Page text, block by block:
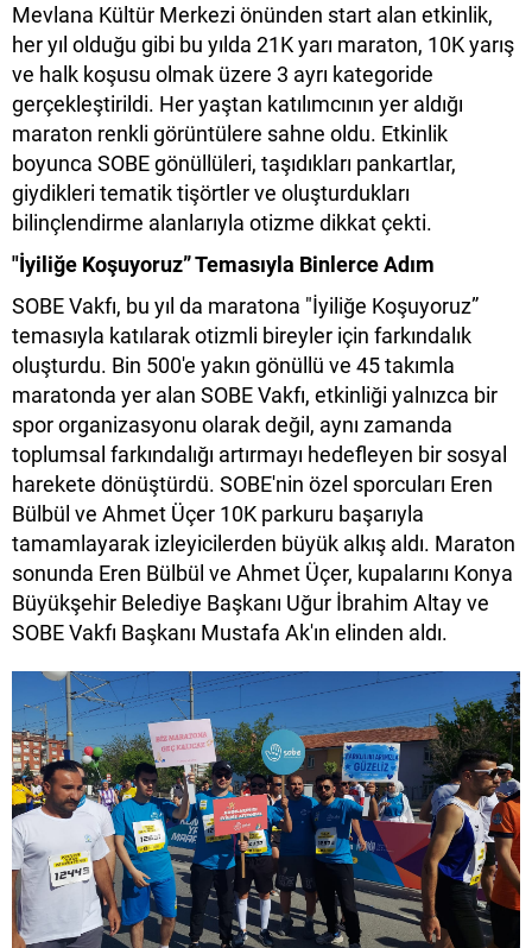
Mevlana Kültür Merkezi önünden start alan etkinlik,
her yıl olduğu gibi bu yılda 21K yarı maraton, 10K yarış
ve halk koşusu olmak üzere 3 ayrı kategoride
gerçekleştirildi. Her yaştan katılımcının yer aldığı
maraton renkli görüntülere sahne oldu. Etkinlik
boyunca SOBE gönüllüleri, taşıdıkları pankartlar,
giydikleri tematik tişörtler ve oluşturdukları
bilinçlendirme alanlarıyla otizme dikkat çekti.
"İyiliğe Koşuyoruz” Temasıyla Binlerce Adım
SOBE Vakfı, bu yıl da maratona "İyiliğe Koşuyoruz”
temasıyla katılarak otizmli bireyler için farkındalık
oluşturdu. Bin 500'e yakın gönüllü ve 45 takımla
maratonda yer alan SOBE Vakfı, etkinliği yalnızca bir
spor organizasyonu olarak değil, aynı zamanda
toplumsal farkındalığı artırmayı hedefleyen bir sosyal
harekete dönüştürdü. SOBE'nin özel sporcuları Eren
Bülbül ve Ahmet Üçer 10K parkuru başarıyla
tamamlayarak izleyicilerden büyük alkış aldı. Maraton
sonunda Eren Bülbül ve Ahmet Üçer, kupalarını Konya
Büyükşehir Belediye Başkanı Uğur İbrahim Altay ve
SOBE Vakfı Başkanı Mustafa Ak'ın elinden aldı.